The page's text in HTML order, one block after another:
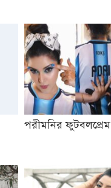
পরীমনির ফুটবলপ্রেম